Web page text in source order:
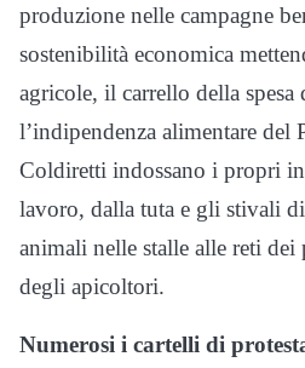
produzione nelle campagne
sostenibilità economica
agricole, il carrello della spesa
l’indipendenza alimentare del
Coldiretti indossano i propri
lavoro, dalla tuta e gli stivali
animali nelle stalle alle reti dei
degli apicoltori.
Numerosi i cartelli di